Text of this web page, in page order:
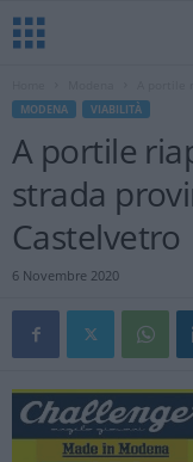
MODENA VIABILITÀ
A portile
strada
Castelvetro
6 Novembre 2020